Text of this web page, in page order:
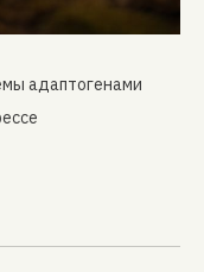
адаптогенами